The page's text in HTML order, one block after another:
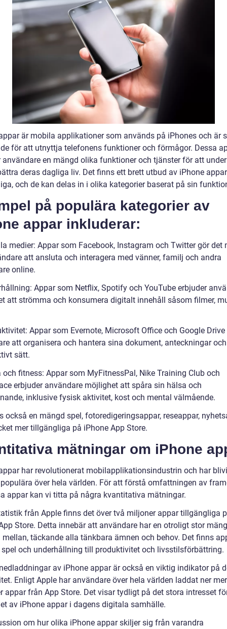
är mobila applikationer som används på iPhones och är
för att utnyttja telefonens funktioner och förmågor. Dessa
användare en mängd olika funktioner och tjänster för att
deras dagliga liv. Det finns ett brett utbud av iPhone appar
och de kan delas in i olika kategorier baserat på sin
på populära kategorier av
appar inkluderar:
medier: Appar som Facebook, Instagram och Twitter gör det
att ansluta och interagera med vänner, familj och andra
online.
Appar som Netflix, Spotify och YouTube erbjuder
att strömma och konsumera digitalt innehåll såsom filmer,
Appar som Evernote, Microsoft Office och Google
att organisera och hantera sina dokument, anteckningar
sätt.
och fitness: Appar som MyFitnessPal, Nike Training Club och
erbjuder användare möjlighet att spåra sin hälsa och
inklusive fysisk aktivitet, kost och mental välmående.
också en mängd spel, fotoredigeringsappar, reseappar,
mer tillgängliga på iPhone App Store.
mätningar om iPhone
har revolutionerat mobilapplikationsindustrin och har
över hela världen. För att förstå omfattningen av
appar kan vi titta på några kvantitativa mätningar.
från Apple finns det över två miljoner appar tillgängliga
Store. Detta innebär att användare har en otroligt stor
täckande alla tänkbara ämnen och behov. Det finns
och underhållning till produktivitet och livsstilsförbättring.
av iPhone appar är också en viktig indikator på
Enligt Apple har användare över hela världen laddat ner
appar från App Store. Det visar tydligt på det stora intresset
av iPhone appar i dagens digitala samhälle.
om hur olika iPhone appar skiljer sig från varandra